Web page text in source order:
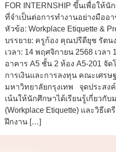
FOR INTERNSHIP ขึ้นเพื่อให้
ที่จำเป็นต่อการทำงานอย่างมืออ
หัวข้อ: Workplace Etiquette &
บรรยาย: ครูก้อง คุณปรีดียุช รัตน
เวลา: 14 พฤศจิกายน 2568 เวลา
อาคาร A5 ชั้น 2 ห้อง A5-201 จั
การเงินและการลงทุน คณะเศร
มหาวิทยาลัยกรุงเทพ จุดประสง
เน้นให้นักศึกษาได้เรียนรู้เกี่ยวกั
(Workplace Etiquette) และวิธีเ
ฝึกงาน […]